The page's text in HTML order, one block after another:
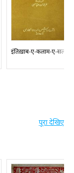
Machhli Shahri
इंतिख़ाब-ए-कलाम-ए-सलाम
पूरा देखिए